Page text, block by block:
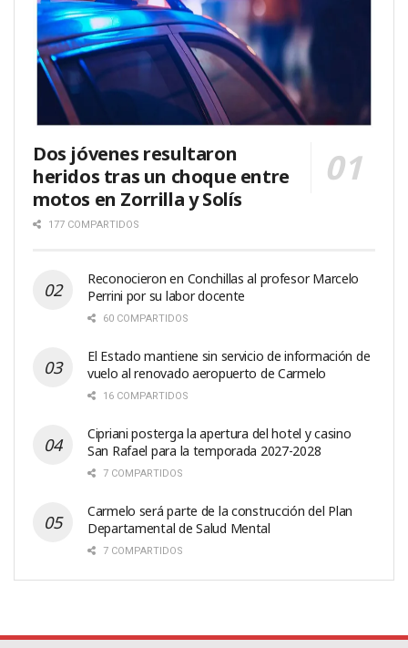
Dos jóvenes resultaron
heridos tras un choque entre
motos en Zorrilla y Solís
177 COMPARTIDOS
Reconocieron en Conchillas al profesor Marcelo
Perrini por su labor docente
60 COMPARTIDOS
El Estado mantiene sin servicio de información de
vuelo al renovado aeropuerto de Carmelo
16 COMPARTIDOS
Cipriani posterga la apertura del hotel y casino
San Rafael para la temporada 2027-2028
7 COMPARTIDOS
Carmelo será parte de la construcción del Plan
Departamental de Salud Mental
7 COMPARTIDOS